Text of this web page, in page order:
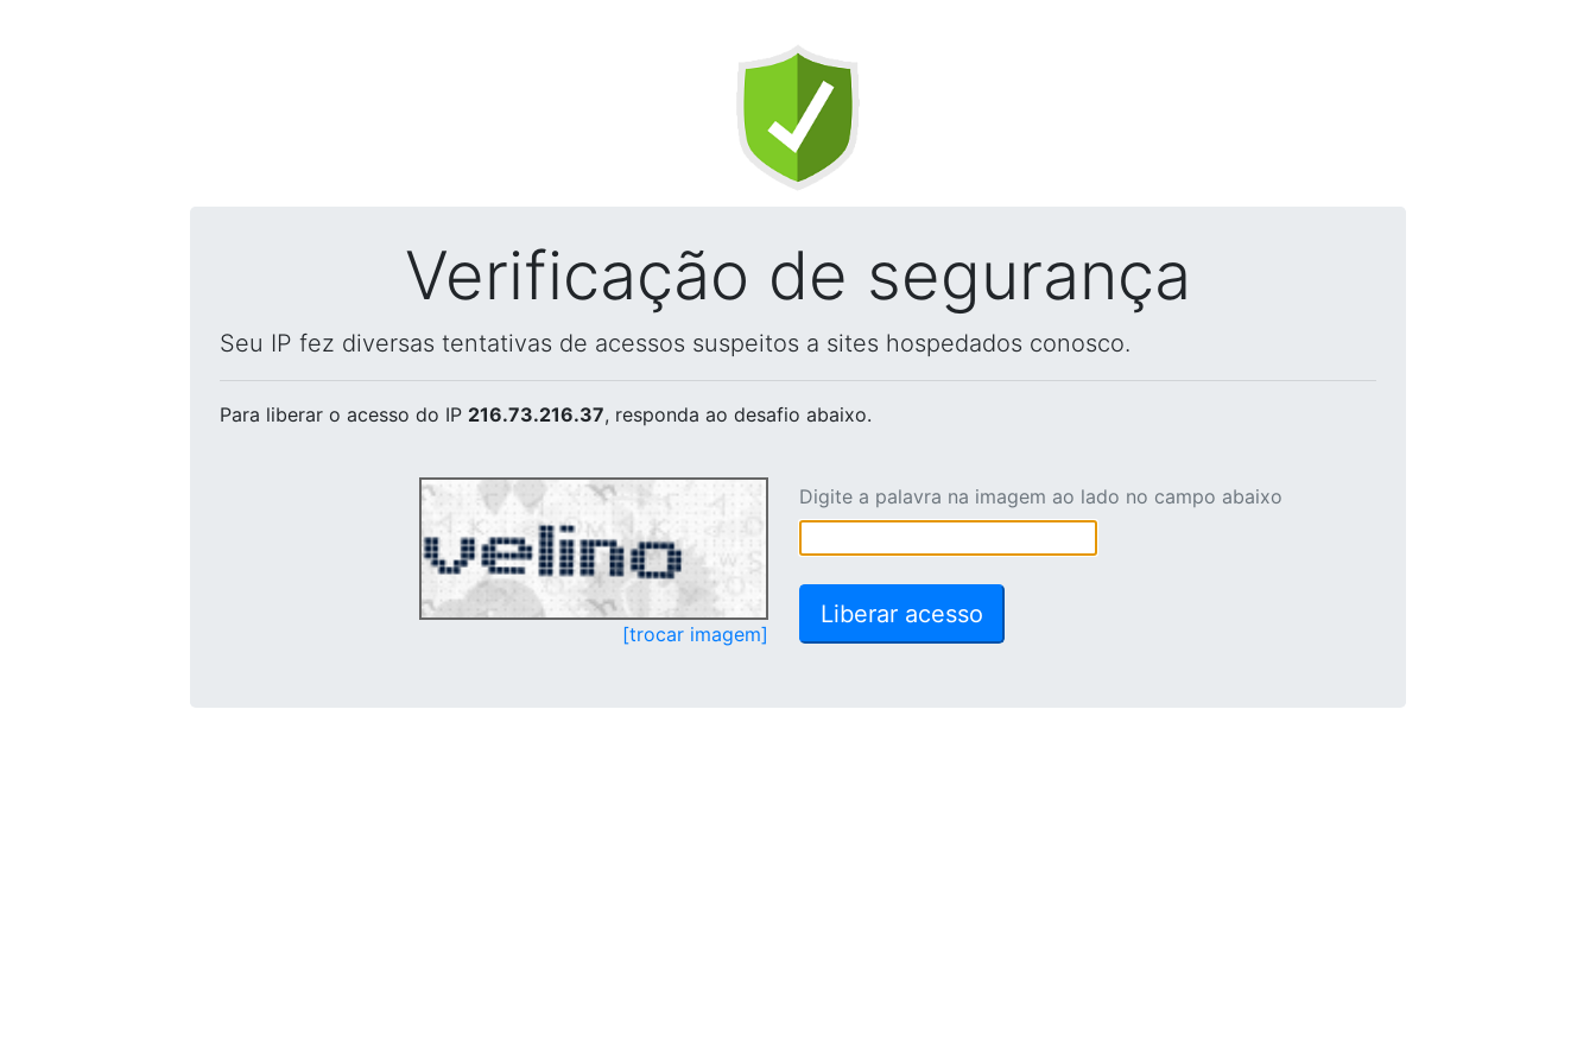
Verificação de segurança
Seu IP fez diversas tentativas de acessos suspeitos a sites hospedados conosco.
Para liberar o acesso do IP 216.73.216.37, responda ao desafio abaixo.
[trocar imagem]
Digite a palavra na imagem ao lado no campo abaixo